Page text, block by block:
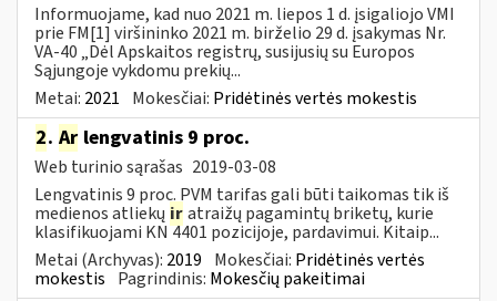
Informuojame, kad nuo 2021 m. liepos 1 d. įsigaliojo VMI
prie FM[1] viršininko 2021 m. birželio 29 d. įsakymas Nr.
VA-40 „Dėl Apskaitos registrų, susijusių su Europos
Sąjungoje vykdomu prekių...
Metai: 2021 Mokesčiai: Pridėtinės vertės mokestis
2. Ar lengvatinis 9 proc.
Web turinio sąrašas 2019-03-08
Lengvatinis 9 proc. PVM tarifas gali būti taikomas tik iš
medienos atliekų iratraižų pagamintų briketų, kurie
klasifikuojami KN 4401 pozicijoje, pardavimui. Kitaip...
Metai (Archyvas): 2019 Mokesčiai: Pridėtinės vertės
mokestis Pagrindinis: Mokesčių pakeitimai